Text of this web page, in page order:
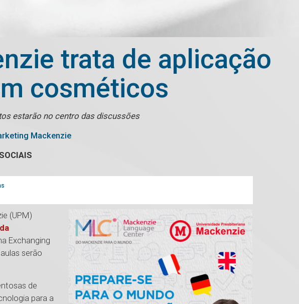
trata de aplicação
cosméticos
estarão no centro das discussões
Mackenzie
(UPM)
Exchanging
serão
de
para a